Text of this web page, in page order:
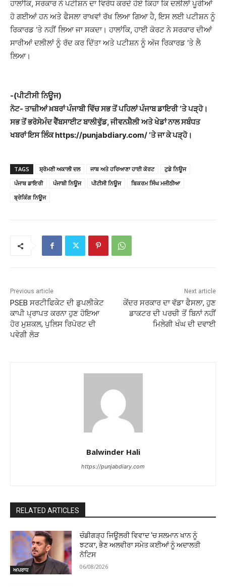
ਹਾਲਾਂਕਿ, ਸਰਕਾਰ ਨੇ ਪਟੀਸ਼ਨ ਦਾ ਵਿਰੋਧ ਕਰਦੇ ਹੋਏ ਕਿਹਾ ਕਿ ਦਲੀਲਾਂ ਪੂਰੀਆਂ
ਹੋ ਗਈਆਂ ਹਨ ਅਤੇ ਫੈਸਲਾ ਰਾਖਵਾਂ ਰੱਖ ਲਿਆ ਗਿਆ ਹੈ, ਇਸ ਲਈ ਪਟੀਸ਼ਨ ਨੂੰ
ਰਿਕਾਰਡ ‘ਤੇ ਨਹੀਂ ਲਿਆ ਜਾ ਸਕਦਾ। ਹਾਲਾਂਕਿ, ਹਾਈ ਕੋਰਟ ਨੇ ਸਰਕਾਰ ਦੀਆਂ
ਸਾਰੀਆਂ ਦਲੀਲਾਂ ਨੂੰ ਰੱਦ ਕਰ ਦਿੱਤਾ ਅਤੇ ਪਟੀਸ਼ਨ ਨੂੰ ਅੱਜ ਰਿਕਾਰਡ ‘ਤੇ ਲੈ
ਲਿਆ।
-(ਪੀਟੀਸੀ ਨਿਊਜ)
ਨੋਟ- ਤਾਜ਼ੀਆਂ ਖ਼ਬਰਾਂ ਪੰਜਾਬੀ ਵਿੱਚ ਸਭ ਤੋਂ ਪਹਿਲਾਂ ਪੰਜਾਬ ਡਾਇਰੀ ‘ਤੇ ਪੜ੍ਹੋ।
ਸਭ ਤੋਂ ਭਰੋਸੇਮੰਦ ਵੈੱਬਸਾਈਟ ਬਾਲੀਵੁੱਡ, ਜੀਵਨਸ਼ੈਲੀ ਅਤੇ ਖੇਡਾਂ ਨਾਲ ਸਬੰਧਤ
ਖਬਰਾਂ ਇਸ ਲਿੰਕ https://punjabdiary.com/ ‘ਤੇ ਜਾ ਕੇ ਪੜ੍ਹੋ।
TAGS ਸ਼੍ਰੋਮਣੀ ਅਕਾਲੀ ਦਲ ਜਾਬ ਅਤੇ ਹਰਿਆਣਾ ਹਾਈ ਕੋਰਟ
ਟੁਡੇ ਨਿਊਜ
ਪੰਜਾਬ ਡਾਇਰੀ
ਪੰਜਾਬੀ ਨਿਊਜ ਪੀਟੀਸੀ ਨਿਊਜ
ਬਿਕਰਮ ਸਿੰਘ ਮਜੀਠੀਆ
ਬ੍ਰੇਕਿੰਗ ਨਿਊਜ
Previous article
PSEB ਸਰਟੀਫਿਕੇਟ ਦੀ ਡੁਪਲੀਕੇਟ
ਕਾਪੀ ਪ੍ਰਾਪਤ ਕਰਨਾ ਹੁਣ ਹੋਇਆ
ਹੋਰ ਮੁਸ਼ਕਲ, ਪੁਲਿਸ ਰਿਪੋਰਟ ਦੀ
ਪਵੇਗੀ ਲੋੜ
Next article
ਕੇਂਦਰ ਸਰਕਾਰ ਦਾ ਵੱਡਾ ਫੈਸਲਾ, ਹੁਣ
ਡਾਕਟਰ ਦੀ ਪਰਚੀ ਤੋਂ ਬਿਨਾਂ ਨਹੀਂ
ਮਿਲੇਗੀ ਖੰਘ ਦੀ ਦਵਾਈ
Balwinder Hali
https://punjabdiary.com
RELATED ARTICLES
ਅਪਰਾਧ
ਚੰਡੀਗੜ੍ਹ ਜਿਊਲਰੀ ਵਿਵਾਦ ‘ਚ ਸਲਮਾਨ ਖਾਨ ਨੂੰ
ਝਟਕਾ, ਭੈਣ ਅਲਵੀਰਾ ਸਮੇਤ ਕਈਆਂ ਨੂੰ ਅਦਾਲਤੀ
ਨੋਟਿਸ
06/08/2026